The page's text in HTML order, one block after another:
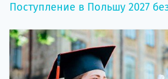
Поступление в Польшу 2027